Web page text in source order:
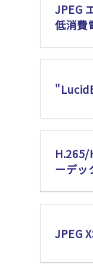
JPEG
低消費
H.265/
ーデッ
JPEG